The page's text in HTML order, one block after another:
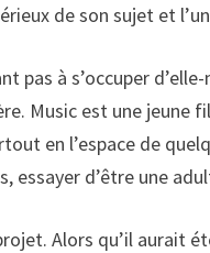
de son sujet et
à s’occuper
Music est une jeune
en l’espace de
d’être une
Alors qu’il aurait